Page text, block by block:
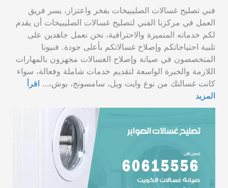
فني تصليح غسالات الصليبيخات بفخر واعتزاز، يسر فريق
العمل في مركزنا الفني لتصليح غسالات الصليبيخات أن يقدم
لكم خدماته المتميزة والاحترافية، نحن نعمل جاهدين على
تلبية احتياجاتكم وإصلاح غسالاتكم بأعلى جودة. فنيونا
المتخصصون في صيانة وإصلاح الغسالات مجهزون بالمهارات
اللازمة والخبرة الواسعة لتقديم خدمات شاملة وفعالة، سواء
كانت غسالتك من نوع وايت ويل، سامسونج، بوش،… اقرأ
المزيد